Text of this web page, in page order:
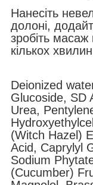
Нанесіть
долоні,
зробіть
кількох
Deionized
Glucoside, SD
Urea,
(Witch Hazel)
Acid, Caprylyl
Sodium
(Cucumber)